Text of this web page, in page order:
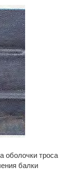
оболочки троса
балки